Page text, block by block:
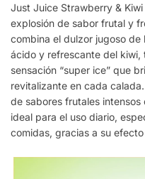
Just Juice Strawberry &
explosión de sabor frutal y
combina el dulzor jugoso
ácido y refrescante del kiwi,
sensación “super ice” que
revitalizante en cada
de sabores frutales
ideal para el uso diario,
comidas, gracias a su